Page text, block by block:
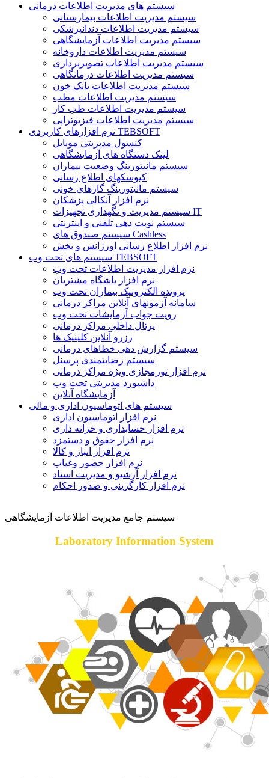
سیستم های مدیریت اطلاعات درمانی
سیستم مدیریت اطلاعات بیمارستانی
سیستم مدیریت اطلاعات دندانپزشکی
سیستم مدیریت اطلاعات آزمایشگاهی
سیستم مدیریت اطلاعات داروخانه
سیستم مدیریت اطلاعات تصویربرداری
سیستم مدیریت اطلاعات درمانگاهی
سیستم مدیریت اطلاعات بانک خون
سیستم مدیریت اطلاعات مطب
سیستم مدیریت اطلاعات طب کار
سیستم مدیریت اطلاعات فیزیوتراپی
نرم افزارهای کاربردی TEBSOFT
کنسول مدیریتی موبایل
لینک دستگاه های آزمایشگاهی
سیستم مانیتورینگ وضعیت بیماران
کیوسکهای اطلاع رسانی
سیستم مانیتورینگ گازهای خونی
نرم افزار آنکالی پزشکان
سیستم مدیریت و نگهداری تجهیزات IT
سیستم نوبت دهی تلفنی و اینترنتی
سیستم صندوق های Cashless
نرم افزار اطلاع رسانی اورژانس و بخش
سیستم های تحت وب TEBSOFT
نرم افزار مدیریت اطلاعات تحت وب
نرم افزار باشگاه مشتریان
پرونده الکترونیک بیماران تحت وب
سامانه آزمونهای آنلاین مراکز درمانی
رویت جواب آزمایشات تحت وب
پرتال داخلی مراکز درمانی
رزرو آنلاین کلینیک ها
سیستم گزارش دهی خطاهای درمانی
سیستم رضایتمندی پرسنل
نرم افزار تورمجازی ویژه مراکز درمانی
داشبورد مدیریتی تحت وب
آزمایشگاه آنلاین
سیستم های اتوماسیون اداری و مالی
نرم افزار اتوماسیون اداری
نرم افزار حسابداری و خزانه داری
نرم افزار حقوق و دستمزد
نرم افزار انبار و کالا
نرم افزار حضور وغیاب
نرم افزار آرشیو و مدیریت اسناد
نرم افزار کارگزینی و صدور احکام
سیستم جامع مدیریت اطلاعات آزمایشگاهی
Laboratory Information System